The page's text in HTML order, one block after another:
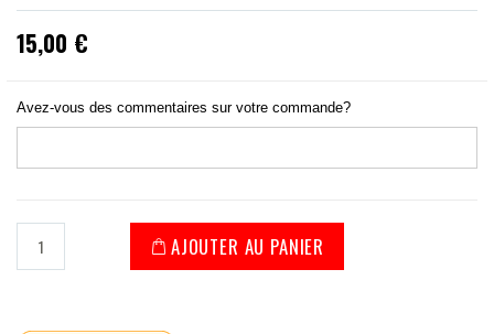
15,00 €
Avez-vous des commentaires sur votre commande?
AJOUTER AU PANIER